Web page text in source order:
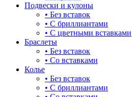
гвоздь
деревья
длинные
для мам
драконы и змеи
Подвески и кулоны
• Без вставок
• С бриллиантами
• С цветными вставками
Браслеты
• Без вставок
• Со вставками
Колье
• Без вставок
• С бриллиантами